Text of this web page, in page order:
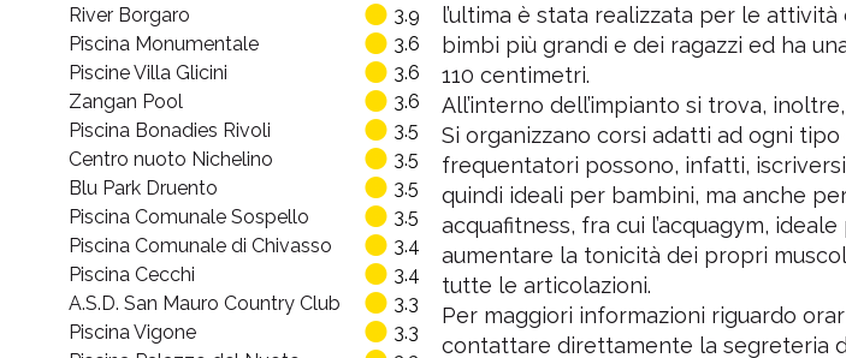
l’ultima è stata realizzata per le
bimbi più grandi e dei ragazzi ed ha
110 centimetri.
All’interno dell’impianto si trova,
Si organizzano corsi adatti ad ogni
frequentatori possono, infatti,
quindi ideali per bambini, ma anche
acquafitness, fra cui l’acquagym,
aumentare la tonicità dei propri
tutte le articolazioni.
Per maggiori informazioni riguardo
contattare direttamente la segreteria
River Borgaro
3.9
Piscina Monumentale
3.6
Piscine Villa Glicini
3.6
Zangan Pool
3.6
Piscina Bonadies Rivoli
3.5
Centro nuoto Nichelino
3.5
Blu Park Druento
3.5
Piscina Comunale Sospello
3.5
Piscina Comunale di Chivasso
3.4
Piscina Cecchi
3.4
A.S.D. San Mauro Country Club
3.3
Piscina Vigone
3.3